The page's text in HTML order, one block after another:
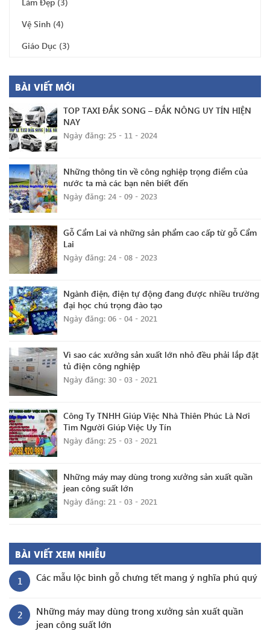
Vệ Sinh (4)
Giáo Dục (3)
BÀI VIẾT MỚI
TOP TAXI ĐẮK SONG – ĐẮK NÔNG UY TÍN HIỆN
NAY
Ngày đăng: 25 - 11 - 2024
Những thông tin về công nghiệp trọng điểm của
nước ta mà các bạn nên biết đến
Ngày đăng: 24 - 09 - 2023
Gỗ Cẩm Lai và những sản phẩm cao cấp từ gỗ Cẩm
Lai
Ngày đăng: 24 - 08 - 2023
Ngành điện, điện tự động đang được nhiều trường
đại học chú trọng đào tạo
Ngày đăng: 06 - 04 - 2021
Vì sao các xưởng sản xuất lớn nhỏ đều phải lắp đặt
tủ điện công nghiệp
Ngày đăng: 30 - 03 - 2021
Công Ty TNHH Giúp Việc Nhà Thiên Phúc Là Nơi
Tìm Người Giúp Việc Uy Tín
Ngày đăng: 25 - 03 - 2021
Những máy may dùng trong xưởng sản xuất quần
jean công suất lớn
Ngày đăng: 21 - 03 - 2021
BÀI VIẾT XEM NHIỀU
1 Các mẫu lộc bình gỗ chưng tết mang ý nghĩa phú quý
2
Những máy may dùng trong xưởng sản xuất quần
jean công suất lớn